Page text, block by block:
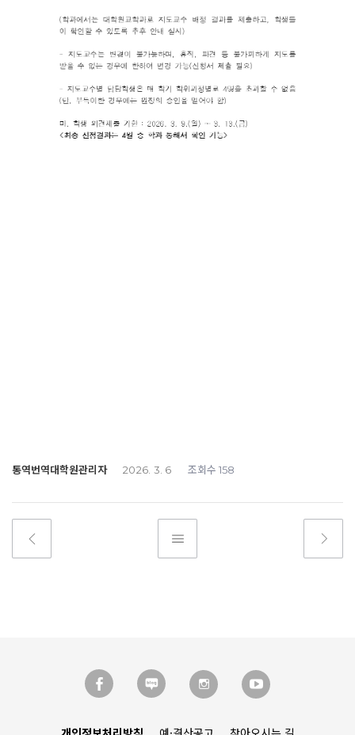
통역번역대학원관리자 2026. 3. 6 조회수 158